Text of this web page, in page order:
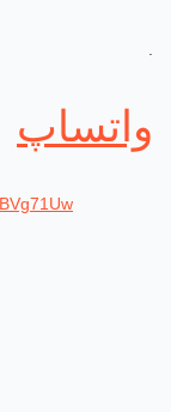
واتساپ